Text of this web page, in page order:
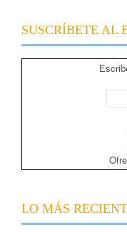
SUSCRÍBETE AL
LO MÁS